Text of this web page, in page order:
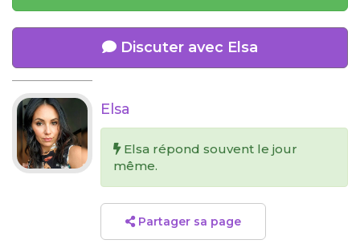
Discuter avec Elsa
Elsa
Elsa répond souvent le jour
même.
Partager sa page